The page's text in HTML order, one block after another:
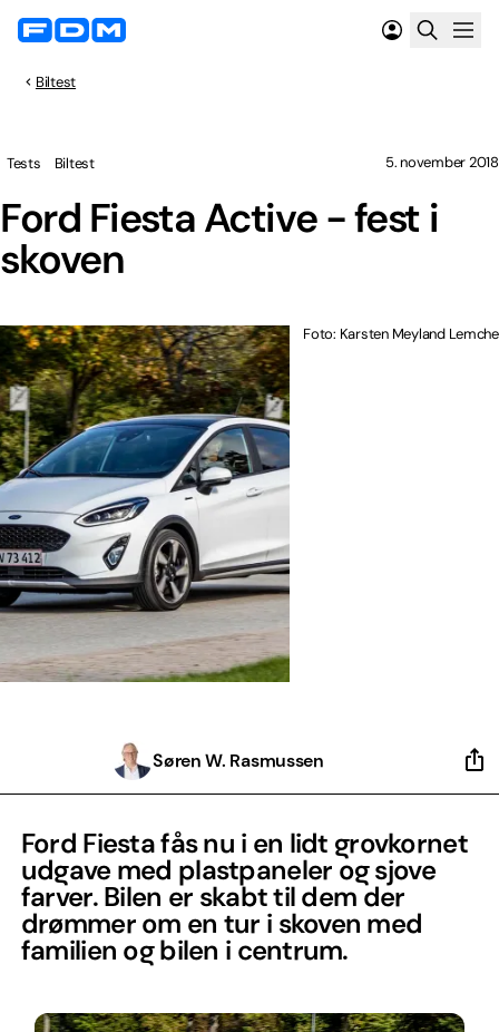
Biltest
Ford Fiesta Active - fest i
skoven
Tests Biltest 5. november 2018
Foto: Karsten Meyland Lemche
Søren W. Rasmussen
Ford Fiesta fås nu i en lidt grovkornet
udgave med plastpaneler og sjove
farver. Bilen er skabt til dem der
drømmer om en tur i skoven med
familien og bilen i centrum.